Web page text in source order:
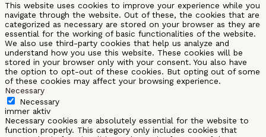
This website uses cookies to improve your experience while you
navigate through the website. Out of these, the cookies that are
categorized as necessary are stored on your browser as they are
essential for the working of basic functionalities of the website.
We also use third-party cookies that help us analyze and
understand how you use this website. These cookies will be
stored in your browser only with your consent. You also have
the option to opt-out of these cookies. But opting out of some
of these cookies may affect your browsing experience.
Necessary
Necessary
immer aktiv
Necessary cookies are absolutely essential for the website to
function properly. This category only includes cookies that